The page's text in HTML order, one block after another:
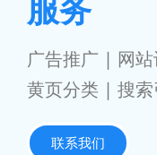
服务
广告推广 | 网
黄页分类 | 搜
联系我们